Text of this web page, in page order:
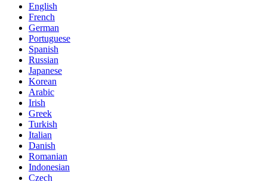
English
French
German
Portuguese
Spanish
Russian
Japanese
Korean
Arabic
Irish
Greek
Turkish
Italian
Danish
Romanian
Indonesian
Czech